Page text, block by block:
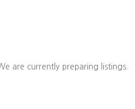
are currently preparing listings.